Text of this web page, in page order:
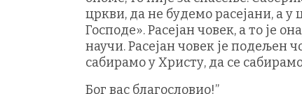
цркви, да не будемо расејани, а
Господе». Расејан човек, а то је
научи. Расејан човек је подељен
сабирамо у Христу, да се
Бог вас благословио!”